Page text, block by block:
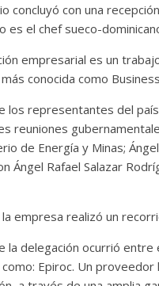
concluyó con una
es el chef sueco-
empresarial es un
conocida como
los representantes del
reuniones
de Energía y Minas;
Ángel Rafael Salazar
la empresa realizó un
la delegación ocurrió
Epiroc. Un